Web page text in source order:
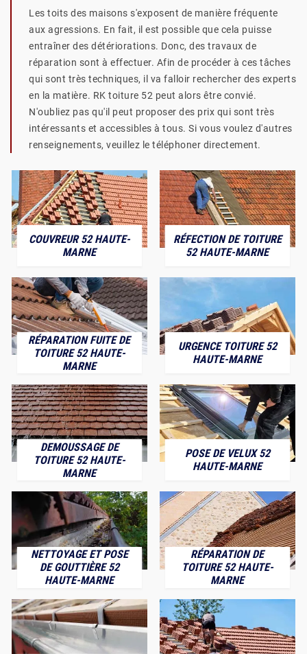
Les toits des maisons s'exposent de manière fréquente
aux agressions. En fait, il est possible que cela puisse
entraîner des détériorations. Donc, des travaux de
réparation sont à effectuer. Afin de procéder à ces tâches
qui sont très techniques, il va falloir rechercher des experts
en la matière. RK toiture 52 peut alors être convié.
N'oubliez pas qu'il peut proposer des prix qui sont très
intéressants et accessibles à tous. Si vous voulez d'autres
renseignements, veuillez le téléphoner directement.
COUVREUR 52 HAUTE-
MARNE
RÉFECTION DE TOITURE
52 HAUTE-MARNE
RÉPARATION FUITE DE
TOITURE 52 HAUTE-
MARNE
URGENCE TOITURE 52
HAUTE-MARNE
DEMOUSSAGE DE
TOITURE 52 HAUTE-
MARNE
POSE DE VELUX 52
HAUTE-MARNE
NETTOYAGE ET POSE
DE GOUTTIÈRE 52
HAUTE-MARNE
RÉPARATION DE
TOITURE 52 HAUTE-
MARNE